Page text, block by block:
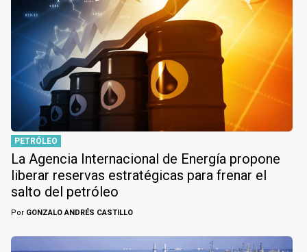
PETRÓLEO
La Agencia Internacional de Energía propone
liberar reservas estratégicas para frenar el
salto del petróleo
Por GONZALO ANDRÉS CASTILLO